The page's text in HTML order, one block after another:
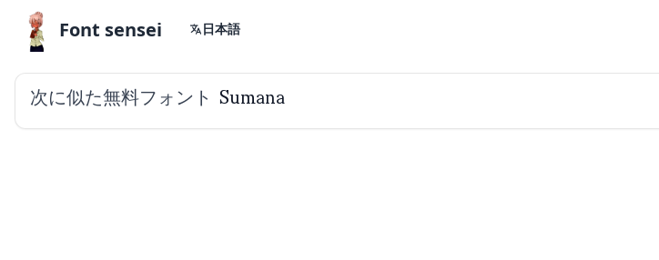
Font sensei 日本語
次に似た無料フォント Sumana